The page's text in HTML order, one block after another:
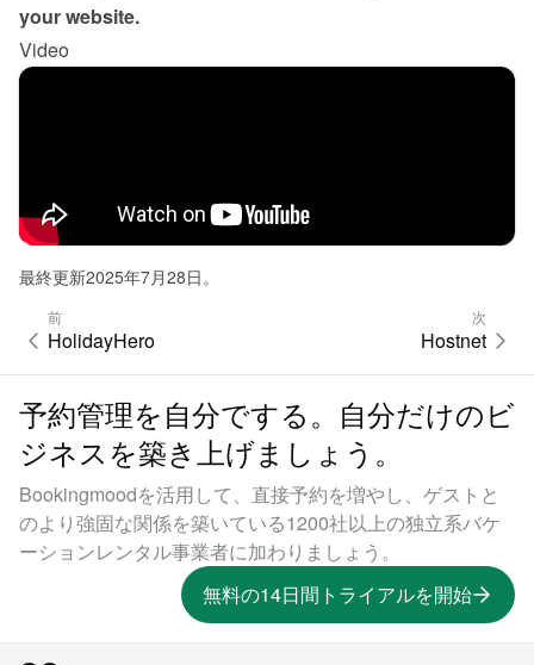
your website.
Video
最終更新2025年7月28日。
前
HolidayHero
次
Hostnet
予約管理を自分でする。自分だけのビ
ジネスを築き上げましょう。
Bookingmoodを活用して、直接予約を増やし、ゲストと
のより強固な関係を築いている1200社以上の独立系バケ
ーションレンタル事業者に加わりましょう。
無料の14日間トライアルを開始